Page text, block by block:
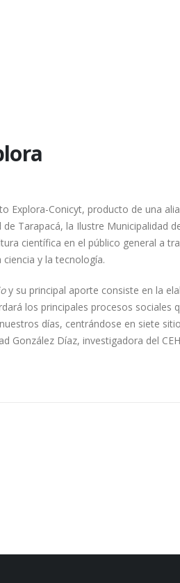
Conicyt, producto de una
Tarapacá, la Ilustre Municipalidad
científica en el público general a
y la tecnología.
y su principal aporte consiste en la
los principales procesos
días, centrándose en siete
González Díaz, investigadora del